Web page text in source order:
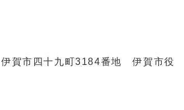
賀市四十九町3184番地 伊賀市役